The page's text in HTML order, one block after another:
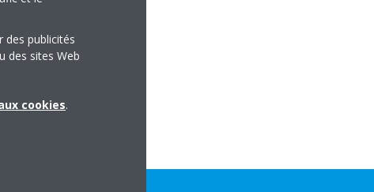
voyants DEL clignotent.
à clignoter rapidement.
l’adaptateur est réussie.
des publicités
des sites Web
cookies.